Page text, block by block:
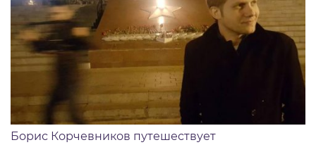
Борис Корчевников путешествует